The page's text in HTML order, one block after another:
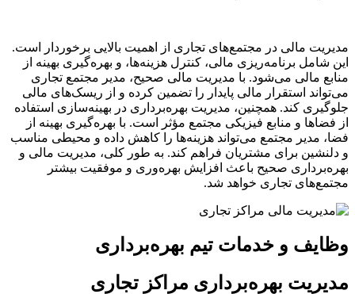
مدیریت مالی در مجتمع‌های تجاری از اهمیت بالایی برخوردار است.
این شامل برنامه‌ریزی مالی، کنترل هزینه‌ها، و بهره‌گیری بهینه از
منابع مالی می‌شود. با مدیریت مالی صحیح، مدیر مجتمع تجاری
می‌تواند استقرار مالی پایدار را تضمین کرده و از ریسک‌های مالی
جلوگیری کند. همچنین، مدیریت بهره‌برداری در بهینه‌سازی استفاده
از فضاها و منابع فیزیکی مجتمع مؤثر است. با بهره‌گیری بهینه از
فضا، مدیر مجتمع می‌تواند هزینه‌ها را کاهش داده و محیطی مناسب
و دلنشین برای مشتریان فراهم کند. به طور کلی، مدیریت مالی و
بهره‌برداری صحیح باعث افزایش بهره‌وری و موفقیت بیشتر
مجتمع‌های تجاری خواهد شد.
وظایف و خدمات تیم بهره‌برداری
مدیریت بهره‌برداری مراکز تجاری